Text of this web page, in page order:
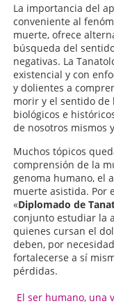
La importancia del
conveniente al
muerte, ofrece
búsqueda del
negativas. La
existencial y con
y dolientes a
morir y el sentido de
biológicos e
de nosotros mismos
Muchos tópicos
comprensión de la
genoma humano, el
muerte asistida. Por
«Diplomado de
conjunto estudiar la
quienes cursan el
deben, por
fortalecerse a sí
pérdidas.
El ser humano, una